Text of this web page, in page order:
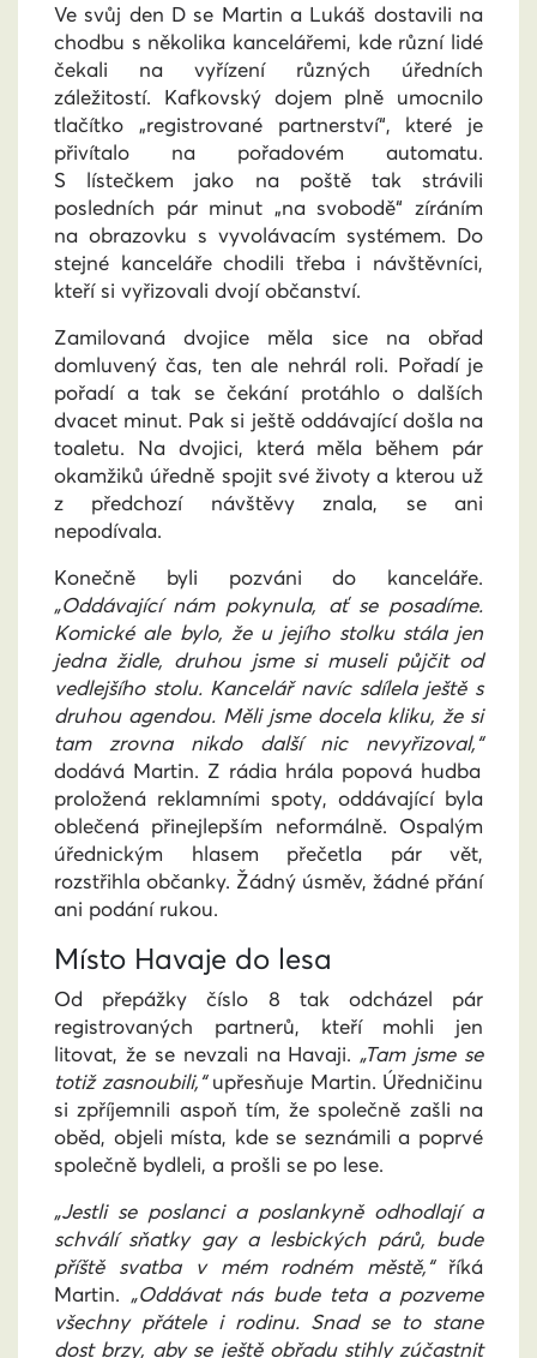
Ve svůj den D se Martin a Lukáš dostavili na
chodbu s několika kancelářemi, kde různí lidé
čekali na vyřízení různých úředních
záležitostí. Kafkovský dojem plně umocnilo
tlačítko „registrované partnerství“, které je
přivítalo na pořadovém automatu.
S lístečkem jako na poště tak strávili
posledních pár minut „na svobodě“ zíráním
na obrazovku s vyvolávacím systémem. Do
stejné kanceláře chodili třeba i návštěvníci,
kteří si vyřizovali dvojí občanství.
Zamilovaná dvojice měla sice na obřad
domluvený čas, ten ale nehrál roli. Pořadí je
pořadí a tak se čekání protáhlo o dalších
dvacet minut. Pak si ještě oddávající došla na
toaletu. Na dvojici, která měla během pár
okamžiků úředně spojit své životy a kterou už
z předchozí návštěvy znala, se ani
nepodívala.
Konečně byli pozváni do kanceláře.
„Oddávající nám pokynula, ať se posadíme.
Komické ale bylo, že u jejího stolku stála jen
jedna židle, druhou jsme si museli půjčit od
vedlejšího stolu. Kancelář navíc sdílela ještě s
druhou agendou. Měli jsme docela kliku, že si
tam zrovna nikdo další nic nevyřizoval,“
dodává Martin. Z rádia hrála popová hudba
proložená reklamními spoty, oddávající byla
oblečená přinejlepším neformálně. Ospalým
úřednickým hlasem přečetla pár vět,
rozstřihla občanky. Žádný úsměv, žádné přání
ani podání rukou.
Místo Havaje do lesa
Od přepážky číslo 8 tak odcházel pár
registrovaných partnerů, kteří mohli jen
litovat, že se nevzali na Havaji. „Tam jsme se
totiž zasnoubili,“upřesňuje Martin. Úředničinu
si zpříjemnili aspoň tím, že společně zašli na
oběd, objeli místa, kde se seznámili a poprvé
společně bydleli, a prošli se po lese.
„Jestli se poslanci a poslankyně odhodlají a
schválí sňatky gay a lesbických párů, bude
příště svatba v mém rodném městě,“říká
Martin. „Oddávat nás bude teta a pozveme
všechny přátele i rodinu. Snad se to stane
dost brzy, aby se ještě obřadu stihly zúčastnit